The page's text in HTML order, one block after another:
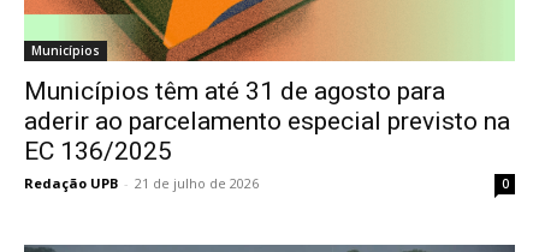
Municípios
Municípios têm até 31 de agosto para
aderir ao parcelamento especial previsto na
EC 136/2025
Redação UPB - 21 de julho de 2026 0